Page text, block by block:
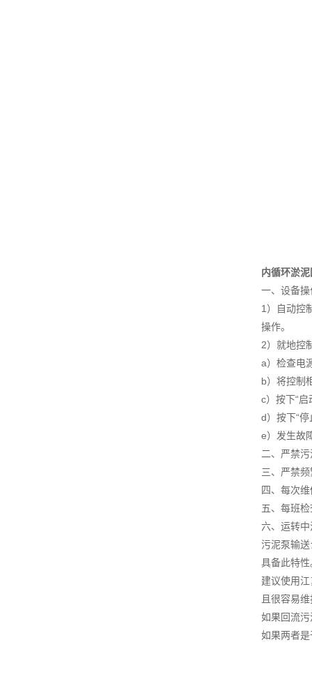
内循环淤
一、设备操
1）自动控
操作。
2）就地控
a）检查电
b）将控制
c）按下“
d）按下“
e）发生故
二、严禁
三、严禁
四、每次
五、每班
六、运转
污泥泵输
具备此特性
建议使用
且很容易
如果回流
如果两者